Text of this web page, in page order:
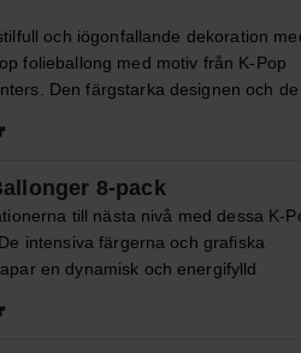
1 rund folieballong (46 cm i
innehåller sugrör för enkel
samt ett vitt ballongsnöre på ca 1,5
du snabbt kan skapa en komplett och
och iögonfallande dekoration
folieballong med motiv från K-Pop
Den färgstarka designen och de
den medföljande ballongvikten gör
46 cm i diameter och kan fyllas med
Förpackningen innehåller
m) och sugrör. ✔️ Kan fyllas med luft
✔️ Inkluderar ballongvikt, snöre och
8-pack
till nästa nivå med dessa K-
intensiva färgerna och grafiska
en dynamisk och energifylld
Ballongerna blir ca 30 cm i diameter